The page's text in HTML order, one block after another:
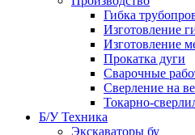
Гибка
Изготовление
Изготовление
Прокатка дуги
Сварочные
Сверление на
Токарно-
Б/У Техника
Экскаваторы бу